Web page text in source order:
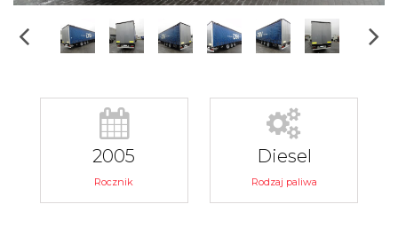
2005
Rocznik
Diesel
Rodzaj paliwa